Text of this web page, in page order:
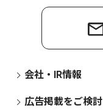
会社・IR情報
広告掲載をご検